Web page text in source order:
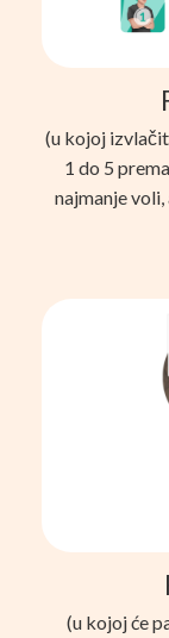
(u kojoj
1 do 5
najmanje
(u kojoj će